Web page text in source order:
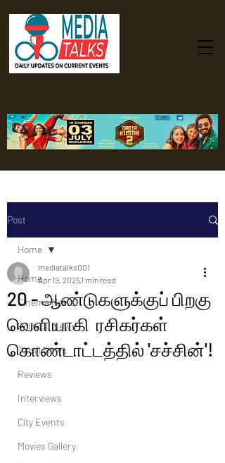
Post
Home
Cinema News
Political News
Tamil News
Reviews
Interviews
City Events
Movies Gallery
Home
20 - ஆண்டுகளுக்குப் பிறகு
வெளியாகி ரசிகர்கள்
கொண்டாட்டத்தில் 'சச்சின்'!
mediatalks001
Apr 19, 20251 min read